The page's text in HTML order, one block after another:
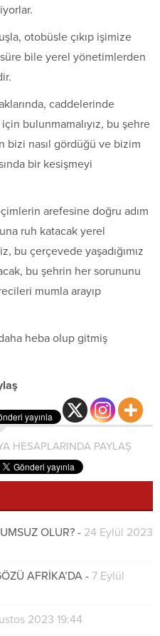
otobüsle çıkıp işimize
bile yerel yönetimlerden
caddelerinde
bulunmamalıyız, bu şehre
bizi nasıl gördüğü ve bizim
bir kesişmeyi
arefesine doğru adım
ruh katacak yerel
bu çerçevede yaşadığımız
bu şehrin her sorununu
mumla arayıp
heba olup gitmiş
HESAPLARINDA PAYLAŞ
OLUR? - 24 Eylül 2023
AFRİKA’DA - 7 Eylül
2023 19:44